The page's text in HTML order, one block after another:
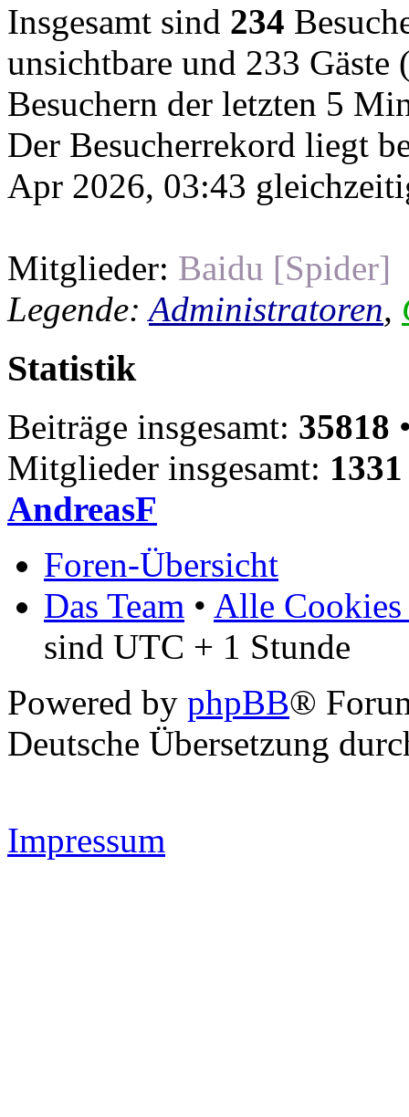
Insgesamt sind 234
unsichtbare und 233 Gäste
Besuchern der letzten 5
Der Besucherrekord liegt
Apr 2026, 03:43
Mitglieder: Baidu [Spider]
Legende:Administratoren,
Statistik
Beiträge insgesamt: 35818
Mitglieder insgesamt: 1331
AndreasF
Foren-Übersicht
Das Team • Alle Cookies
sind UTC + 1 Stunde
Powered by phpBB®
Deutsche Übersetzung
Impressum